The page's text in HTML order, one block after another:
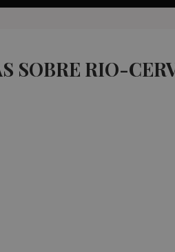
SOBRE RIO-